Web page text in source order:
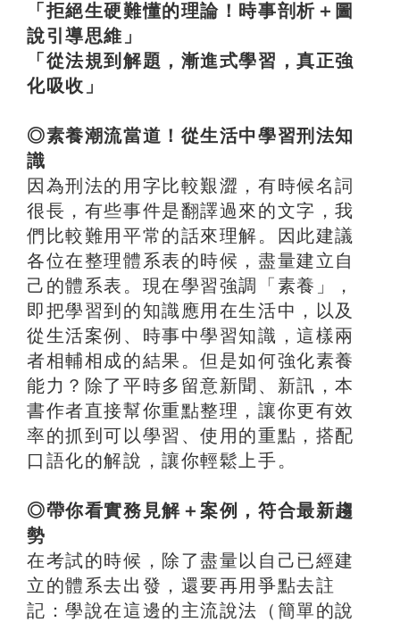
「拒絕生硬難懂的理論！時事剖析＋圖
說引導思維」
「從法規到解題，漸進式學習，真正強
化吸收」
◎素養潮流當道！從生活中學習刑法知
識
因為刑法的用字比較艱澀，有時候名詞
很長，有些事件是翻譯過來的文字，我
們比較難用平常的話來理解。因此建議
各位在整理體系表的時候，盡量建立自
己的體系表。現在學習強調「素養」，
即把學習到的知識應用在生活中，以及
從生活案例、時事中學習知識，這樣兩
者相輔相成的結果。但是如何強化素養
能力？除了平時多留意新聞、新訊，本
書作者直接幫你重點整理，讓你更有效
率的抓到可以學習、使用的重點，搭配
口語化的解說，讓你輕鬆上手。
◎帶你看實務見解＋案例，符合最新趨
勢
在考試的時候，除了盡量以自己已經建
立的體系去出發，還要再用爭點去註
記：學說在這邊的主流說法（簡單的說